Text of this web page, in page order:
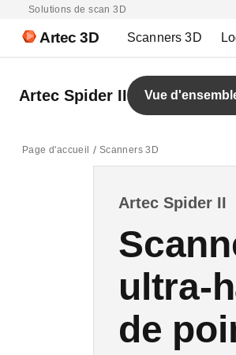
Solutions de scan 3D
Artec 3D Scanners 3D
Artec Spider II Vue
Page d'accueil Scanners 3D
Artec Spider II
ultra-
de